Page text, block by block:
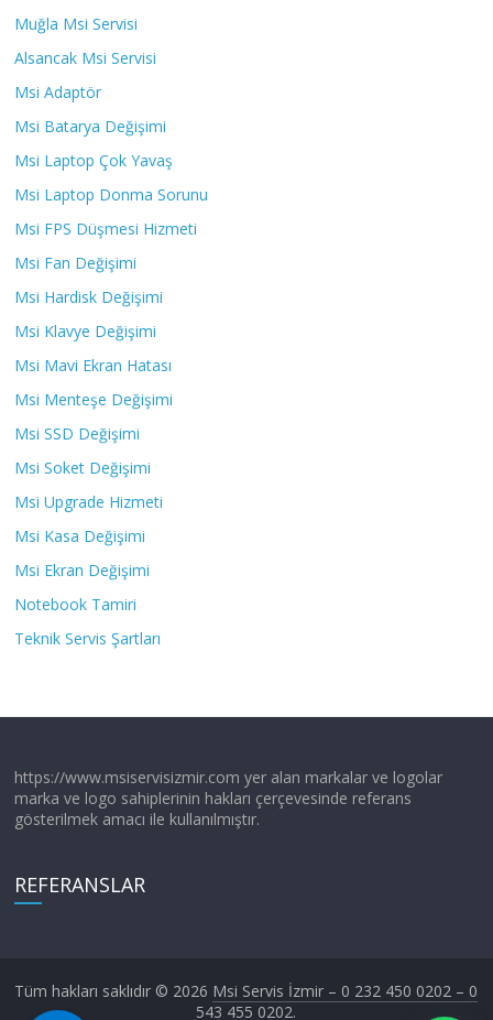
Muğla Msi Servisi
Alsancak Msi Servisi
Msi Adaptör
Msi Batarya Değişimi
Msi Laptop Çok Yavaş
Msi Laptop Donma Sorunu
Msi FPS Düşmesi Hizmeti
Msi Fan Değişimi
Msi Hardisk Değişimi
Msi Klavye Değişimi
Msi Mavi Ekran Hatası
Msi Menteşe Değişimi
Msi SSD Değişimi
Msi Soket Değişimi
Msi Upgrade Hizmeti
Msi Kasa Değişimi
Msi Ekran Değişimi
Notebook Tamiri
Teknik Servis Şartları
https://www.msiservisizmir.com yer alan markalar ve logolar
marka ve logo sahiplerinin hakları çerçevesinde referans
gösterilmek amacı ile kullanılmıştır.
REFERANSLAR
Tüm hakları saklıdır © 2026 Msi Servis İzmir – 0 232 450 0202 – 0
543 455 0202.